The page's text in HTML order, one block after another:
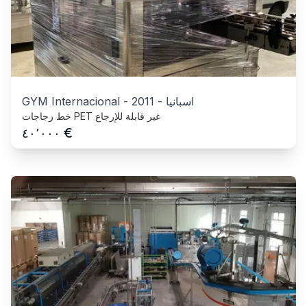
GYM Internacional - 2011 - اسبانيا
خط زجاجات PET غير قابلة للإرجاع
٤٠٬٠٠٠ €